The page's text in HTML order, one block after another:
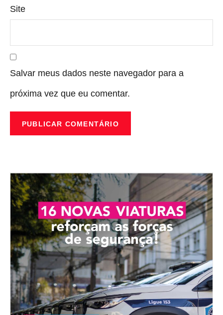
Site
Salvar meus dados neste navegador para a
próxima vez que eu comentar.